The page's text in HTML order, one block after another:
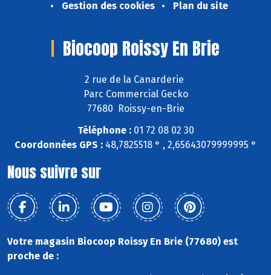
Gestion des cookies
Plan du site
Biocoop Roissy En Brie
2 rue de la Canarderie
Parc Commercial Gecko
77680 Roissy-en-Brie
Téléphone :01 72 08 02 30
Coordonnées GPS : 48,7825518 ° , 2,65643079999995 °
Nous suivre sur
Votre magasin Biocoop Roissy En Brie (77680) est
proche de :